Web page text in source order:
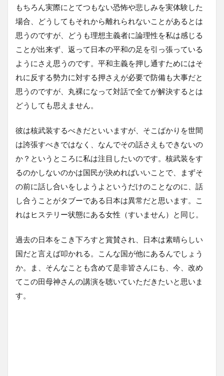
もちろん実際にとてつもない恐怖や悲しみを実体験した
場合、どうしてもそれから離れられないことがあるとは
思うのですが、どうも理想主義者に論理性を私は感じる
ことが出来ず、返って日本の平和の足を引っ張っている
ようにさえ思うのです。平和主義を押し通すためにはそ
れに反する勢力に対する押さえが必要で防備も大事だと
思うのですが、丸裸になって対話で全てが解決するとは
どうしても思えません。
彼は核武装するべきだといいますが、そこばかりを世間
は誇張すべきではなく、なんでその話さえもできないの
か？というところに私は注目したいのです。核武装をす
るのかしないのかは国民が決めればいいことで、まずそ
の前に話し合いをしようよというだけのことなのに、話
し合うことがタブーである日本は異常だと思います。こ
れはヒステリー状態にある女性（すいません）と同じ。
過去の日本をこき下ろすと賞賛され、日本は素晴らしい
国だと言えば叩かれる。こんな国が他にあるんでしょう
か。ま、そんなことも含めて是非皆さんにも、今、改め
てこの田母神さんの講演を聴いていただきたいと思いま
す。